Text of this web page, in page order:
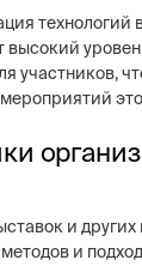
технологий
высокий
участников,
и
и